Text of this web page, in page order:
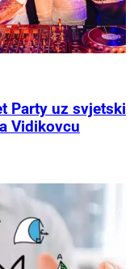
Party uz svjetski
Vidikovcu